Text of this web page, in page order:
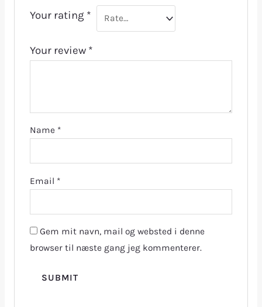
Your rating *
Your review *
Name *
Email *
Gem mit navn, mail og websted i denne
browser til næste gang jeg kommenterer.